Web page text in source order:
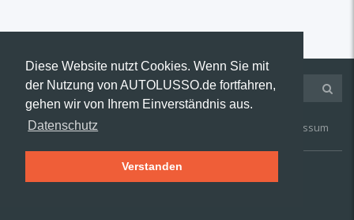
Diese Website nutzt Cookies. Wenn Sie mit
der Nutzung von AUTOLUSSO.de fortfahren,
gehen wir von Ihrem Einverständnis aus.
Datenschutz
Verstanden
Kontakt AGB Impressum
© 2019 AUTOLUSSO.de | Alle Rechte vorbehalten.